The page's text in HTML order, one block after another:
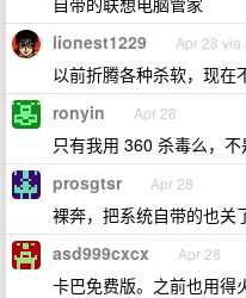
lionest1229 Apr 28 via
以前折腾各种杀软，现在
ronyin Apr 28
只有我用 360 杀毒么，不
prosgtsr Apr 28
裸奔，把系统自带的也关
asd999cxcx Apr 28
卡巴免费版。之前也用得